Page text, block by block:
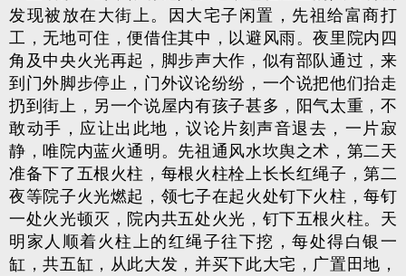
发现被放在大街上。因大宅子闲置，先祖给富商打
工，无地可住，便借住其中，以避风雨。夜里院内四
角及中央火光再起，脚步声大作，似有部队通过，来
到门外脚步停止，门外议论纷纷，一个说把他们抬走
扔到街上，另一个说屋内有孩子甚多，阳气太重，不
敢动手，应让出此地，议论片刻声音退去，一片寂
静，唯院内蓝火通明。先祖通风水坎舆之术，第二天
准备下了五根火柱，每根火柱栓上长长红绳子，第二
夜等院子火光燃起，领七子在起火处钉下火柱，每钉
一处火光顿灭，院内共五处火光，钉下五根火柱。天
明家人顺着火柱上的红绳子往下挖，每处得白银一
缸，共五缸，从此大发，并买下此大宅，广置田地，